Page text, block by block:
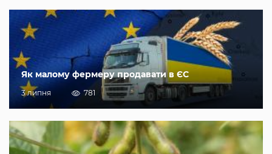
Як малому фермеру продавати в ЄС
3 липня 781